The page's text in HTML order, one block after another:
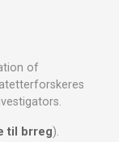
of
til brreg).